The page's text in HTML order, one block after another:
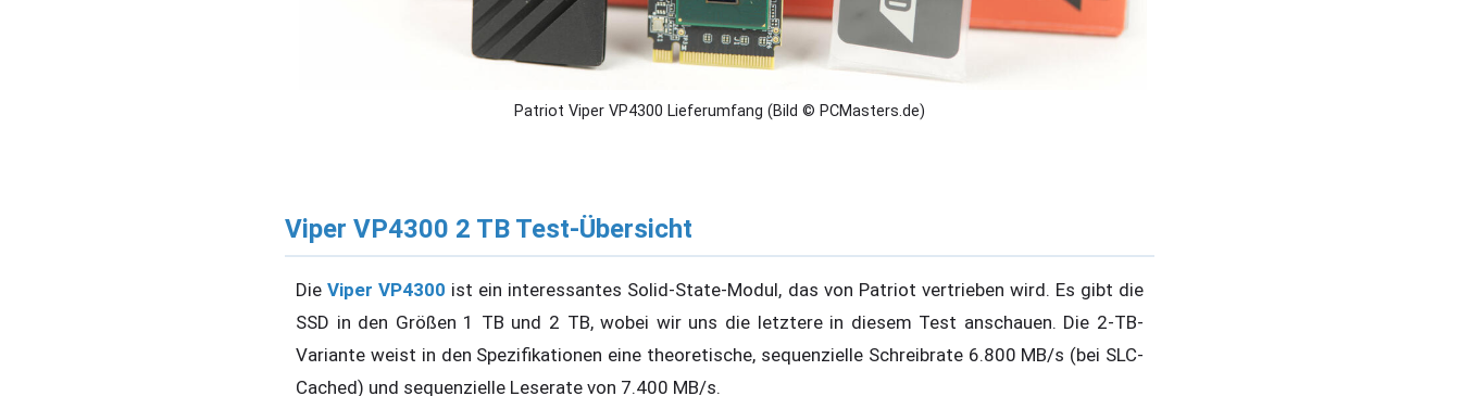
Patriot Viper VP4300 Lieferumfang (Bild © PCMasters.de)
Viper VP4300 2 TB Test-Übersicht
DieViper VP4300 ist ein interessantes Solid-State-Modul, das von Patriot vertrieben wird. Es gibt die
SSD in den Größen 1 TB und 2 TB, wobei wir uns die letztere in diesem Test anschauen. Die 2-TB-
Variante weist in den Spezifikationen eine theoretische, sequenzielle Schreibrate 6.800 MB/s (bei SLC-
Cached) und sequenzielle Leserate von 7.400 MB/s.